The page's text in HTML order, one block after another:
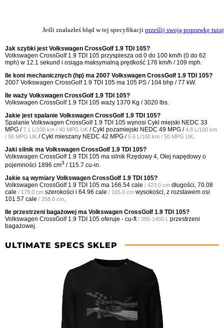
Jeśli znalazłeś błąd w tej specyfikacji prześlij swoją poprawkę tutaj
Jak szybki jest Volkswagen CrossGolf 1.9 TDI 105?
Volkswagen CrossGolf 1.9 TDI 105 przyspiesza od 0 do 100 km/h (0 do 62
mph) w 12.1 sekund i osiąga maksymalną prędkość 176 km/h / 109 mph.
Ile koni mechanicznych (hp) ma 2007 Volkswagen CrossGolf 1.9 TDI 105?
2007 Volkswagen CrossGolf 1.9 TDI 105 ma 105 PS / 104 bhp / 77 kW.
Ile waży Volkswagen CrossGolf 1.9 TDI 105?
Volkswagen CrossGolf 1.9 TDI 105 waży 1370 Kg / 3020 lbs.
Jakie jest spalanie Volkswagen CrossGolf 1.9 TDI 105?
Spalanie Volkswagen CrossGolf 1.9 TDI 105 wynosi Cykl miejski NEDC 33
MPG /7.1 L/100 km / 40 MPG UK / Cykl pozamiejski NEDC 49 MPG /4.8 L/100 km
/ 59 MPG UK / Cykl mieszany NEDC 42 MPG /5.6 L/100 km / 50 MPG UK
Jaki silnik ma Volkswagen CrossGolf 1.9 TDI 105?
Volkswagen CrossGolf 1.9 TDI 105 ma silnik Rzędowy 4, Olej napędowy o
pojemności 1896 cm3 / 115.7 cu-in.
Jakie są wymiary Volkswagen CrossGolf 1.9 TDI 105?
Volkswagen CrossGolf 1.9 TDI 105 ma 166.54 cale / 423.0 cm długości, 70.08
cale / 178.0 cm szerokości i 64.96 cale / 165.0 cm wysokości, z rozstawem osi
101.57 cale / 258.0 cm
Ile przestrzeni bagażowej ma Volkswagen CrossGolf 1.9 TDI 105?
Volkswagen CrossGolf 1.9 TDI 105 oferuje - cu-ft / 395-1450 L przestrzeni
bagażowej.
ULTIMATE SPECS SKLEP